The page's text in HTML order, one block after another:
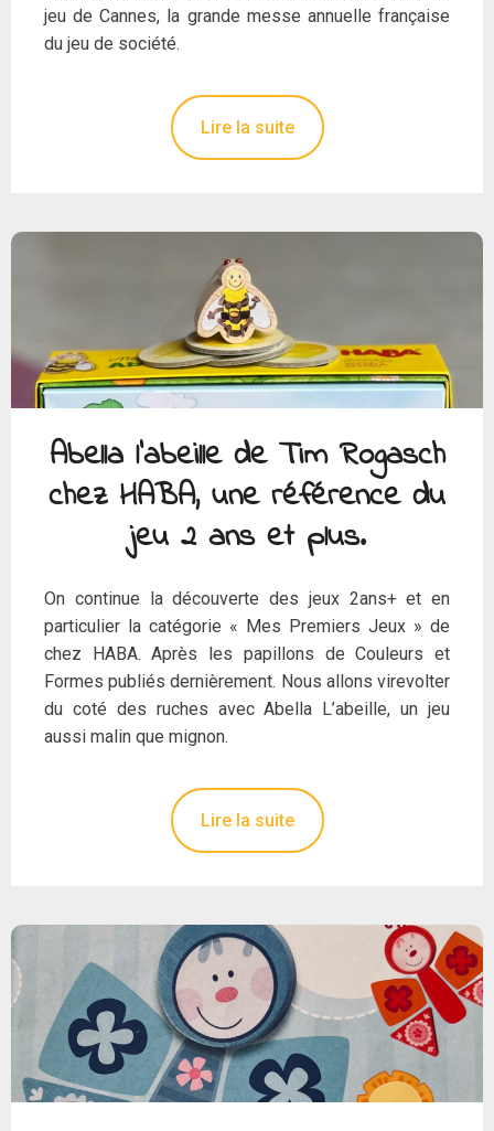
jeu de Cannes, la grande messe annuelle française
du jeu de société.
Lire la suite
Abella l’abeille de Tim Rogasch
chez HABA, une référence du
jeu 2 ans et plus.
On continue la découverte des jeux 2ans+ et en
particulier la catégorie « Mes Premiers Jeux » de
chez HABA. Après les papillons de Couleurs et
Formes publiés dernièrement. Nous allons virevolter
du coté des ruches avec Abella L’abeille, un jeu
aussi malin que mignon.
Lire la suite